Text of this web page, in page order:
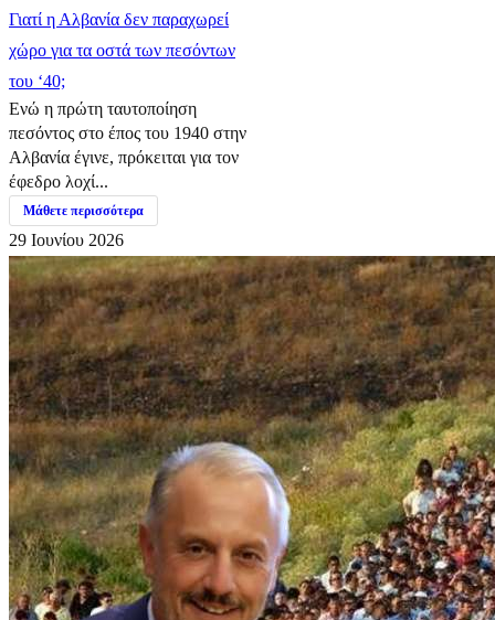
Γιατί η Αλβανία δεν παραχωρεί
χώρο για τα οστά των πεσόντων
του ‘40;
Ενώ η πρώτη ταυτοποίηση
πεσόντος στο έπος του 1940 στην
Αλβανία έγινε, πρόκειται για τον
έφεδρο λοχί...
Μάθετε περισσότερα
29 Ιουνίου 2026